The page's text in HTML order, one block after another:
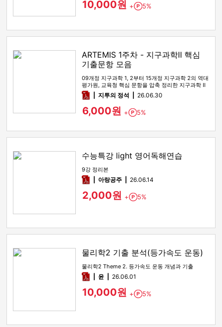
10,000원 + Point
5%
ARTEMIS 1주차 - 지구과학Ⅱ 핵심
기출문항 모음
09개정 지구과학 1, 2부터 15개정 지구과학 2의 역대
평가원, 교육청 핵심 문항을 압축 정리한 지구과학 Ⅱ
기출 선별 …
pdf지투의 정석 26.06.30
6,000원 + Point
5%
수능특강 light 영어독해연습
9강 정리본
pdf아랑공주 26.06.14
2,000원 + Point
5%
물리학2 기출 분석(등가속도 운동)
물리학2 Theme 2. 등가속도 운동 개념과 기출
pdf윤 26.06.01
10,000원 + Point
5%